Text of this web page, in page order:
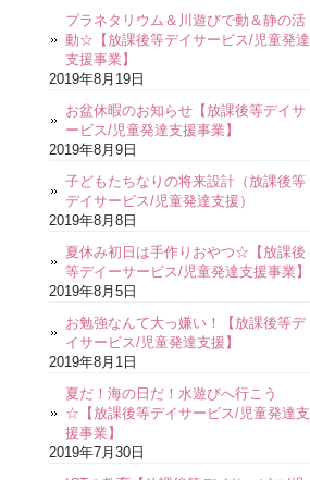
プラネタリウム＆川遊びで動＆静の活
動☆【放課後等デイサービス/児童発達
支援事業】
2019年8月19日
お盆休暇のお知らせ【放課後等デイサ
ービス/児童発達支援事業】
2019年8月9日
子どもたちなりの将来設計（放課後等
デイサービス/児童発達支援）
2019年8月8日
夏休み初日は手作りおやつ☆【放課後
等デイーサービス/児童発達支援事業】
2019年8月5日
お勉強なんて大っ嫌い！【放課後等デ
イサービス/児童発達支援】
2019年8月1日
夏だ！海の日だ！水遊びへ行こう
☆【放課後等デイサービス/児童発達支
援事業】
2019年7月30日